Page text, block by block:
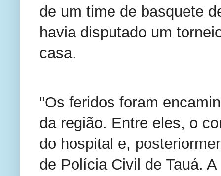
de um time de basquete
havia disputado um
casa.
"Os feridos foram
da região. Entre eles, o
do hospital e,
de Polícia Civil de Tauá.